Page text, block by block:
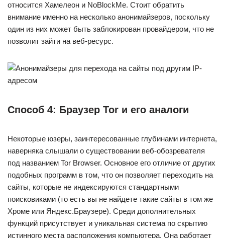
относится Хамелеон и NoBlockMe. Стоит обратить
внимание именно на несколько анонимайзеров, поскольку
один из них может быть заблокирован провайдером, что не
позволит зайти на веб-ресурс.
Способ 4: Браузер Tor и его аналоги
Некоторые юзеры, заинтересованные глубинами интернета,
наверняка слышали о существовании веб-обозревателя
под названием Tor Browser. Основное его отличие от других
подобных программ в том, что он позволяет переходить на
сайты, которые не индексируются стандартными
поисковиками (то есть вы не найдете такие сайты в том же
Хроме или Яндекс.Браузере). Среди дополнительных
функций присутствует и уникальная система по скрытию
истинного места расположения компьютера. Она работает